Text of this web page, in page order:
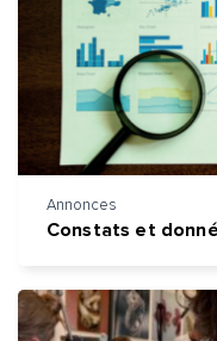
Annonces
Constats et
Prénom et nom*
Quelle est la